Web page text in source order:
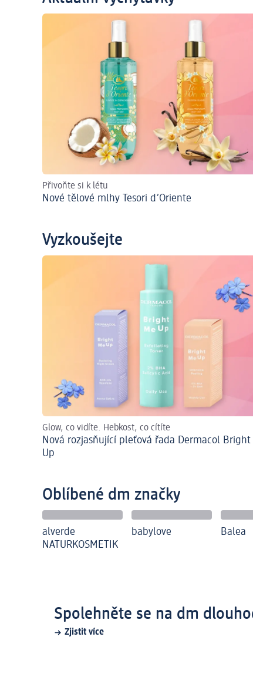
Přivoňte si k létu
Nové tělové mlhy Tesori d’Oriente
Vyzkoušejte
Glow, co vidíte. Hebkost, co cítíte
Nová rozjasňující pleťová řada Dermacol Bright
Up
Oblíbené dm značky
alverde
NATURKOSMETIK
babylove Balea
Spolehněte se na dm
Zjistit více